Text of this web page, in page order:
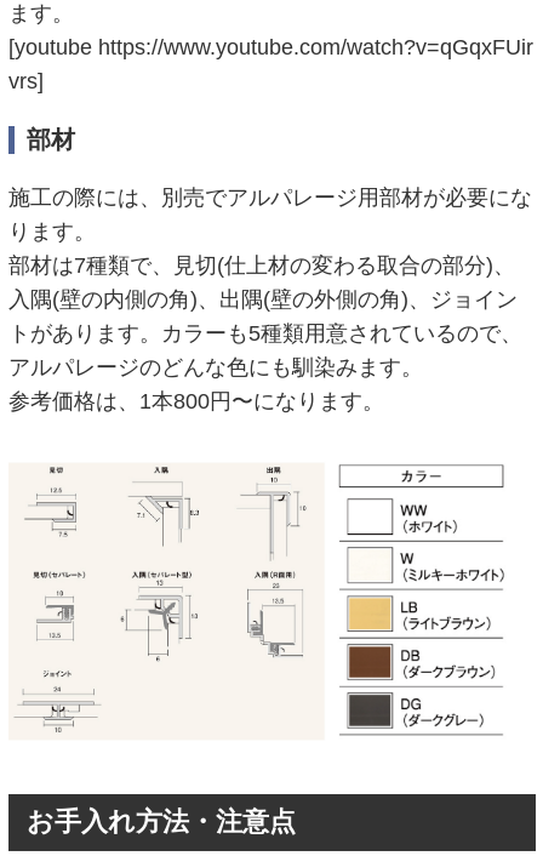
ます。
[youtube https://www.youtube.com/watch?v=qGqxFUir
vrs]
部材
施工の際には、別売でアルパレージ用部材が必要にな
ります。
部材は7種類で、見切(仕上材の変わる取合の部分)、
入隅(壁の内側の角)、出隅(壁の外側の角)、ジョイン
トがあります。カラーも5種類用意されているので、
アルパレージのどんな色にも馴染みます。
参考価格は、1本800円〜になります。
お手入れ方法・注意点